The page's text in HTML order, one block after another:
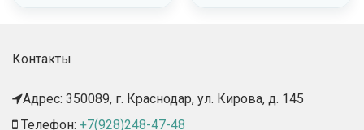
Контакты
Адрес: 350089, г. Краснодар, ул. Кирова, д. 145​
Телефон: +7(928)248-47-48